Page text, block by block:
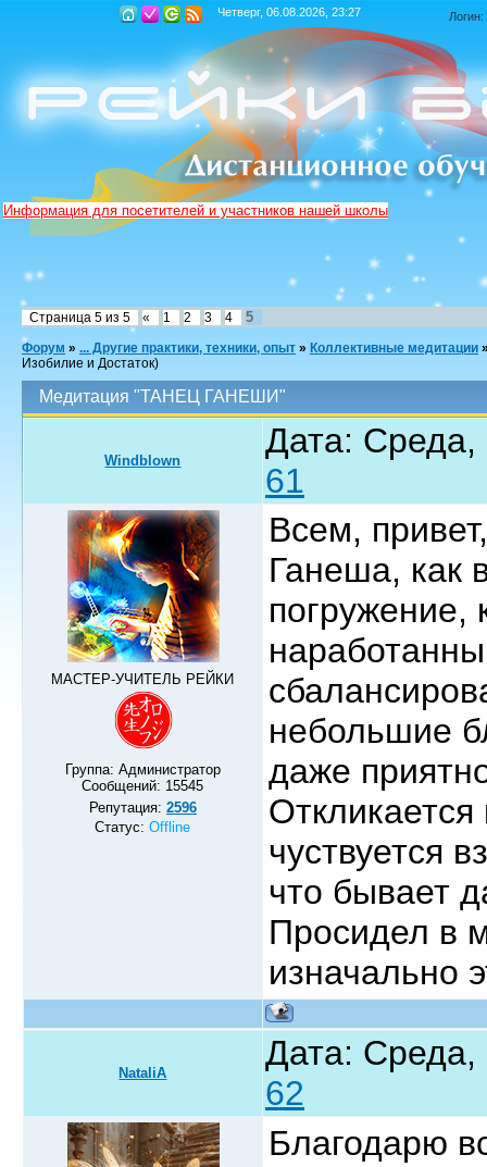
Четверг, 06.08.2026, 23:27 Логин:
Информация для посетителей и участников нашей школы
Страница 5 из 5 « 1 2 3 4 5
Форум » ... Другие практики, техники, опыт » Коллективные медитации
Изобилие и Достаток)
Медитация "ТАНЕЦ ГАНЕШИ"
Windblown
Дата: Среда,
61
МАСТЕР-УЧИТЕЛЬ РЕЙКИ
Группа: Администратор
Сообщений: 15545
Репутация: 2596
Статус:Offline
Всем,
Ганеша, как
погружение,
небольшие
даже
чуствуется
что бывает
Просидел в
изначально
NataliA
Дата:
62
Благодарю